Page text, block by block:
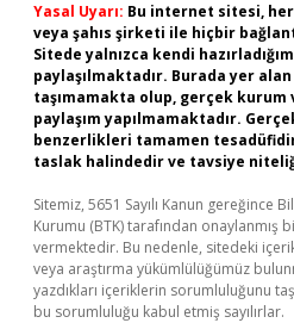
Yasal Uyarı: Bu internet sitesi,
veya şahıs şirketi ile hiçbir
Sitede yalnızca kendi
paylaşılmaktadır. Burada yer
taşımamakta olup, gerçek kurum
paylaşım yapılmamaktadır.
benzerlikleri tamamen
taslak halindedir ve tavsiye
Sitemiz, 5651 Sayılı Kanun gereğince
Kurumu (BTK) tarafından onaylanmış
vermektedir. Bu nedenle, sitedeki
veya araştırma yükümlülüğümüz
yazdıkları içeriklerin sorumluluğunu
bu sorumluluğu kabul etmiş sayılırlar.